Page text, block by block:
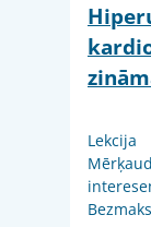
Lekcija